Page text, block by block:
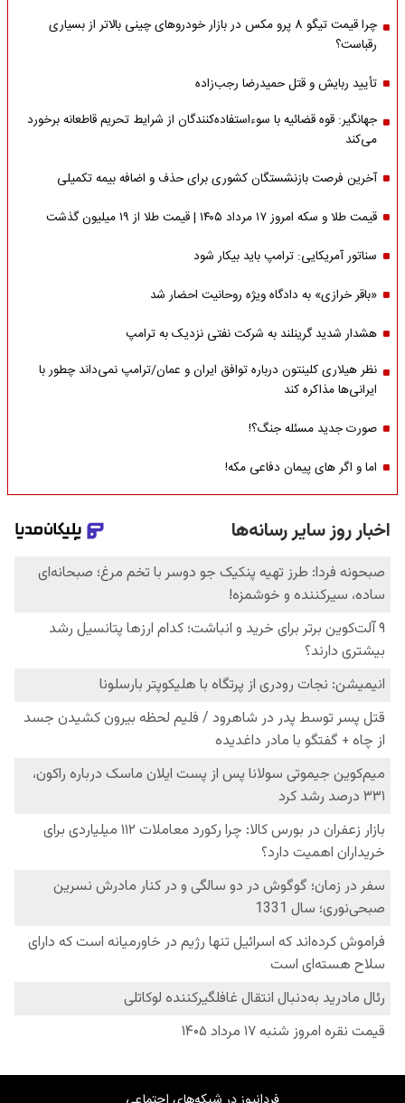
چرا قیمت تیگو 8 پرو مکس در بازار خودروهای چینی بالاتر از بسیاری
رقباست؟
تأیید ربایش و قتل حمیدرضا رجب‌زاده
جهانگیر: قوه قضائیه با سوءاستفاده‌کنندگان از شرایط تحریم قاطعانه برخورد
می‌کند
آخرین فرصت بازنشستگان کشوری برای حذف و اضافه بیمه تکمیلی
قیمت طلا و سکه امروز ۱۷ مرداد ۱۴۰۵ | قیمت طلا از ۱۹ میلیون گذشت
سناتور آمریکایی: ترامپ باید بیکار شود
«باقر خرازی» به دادگاه ویژه روحانیت احضار شد
هشدار شدید گرینلند به شرکت نفتی نزدیک به ترامپ
نظر هیلاری کلینتون درباره توافق ایران و عمان/ترامپ نمی‌داند چطور با
ایرانی‌ها مذاکره کند
صورت جدید مسئله جنگ؟!
اما و اگر های پیمان دفاعی مکه!